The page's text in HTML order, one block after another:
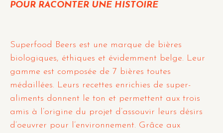
POUR RACONTER UNE HISTOIRE
Superfood Beers est une marque de bières
biologiques, éthiques et évidemment belge. Leur
gamme est composée de 7 bières toutes
médaillées. Leurs recettes enrichies de super-
aliments donnent le ton et permettent aux trois
amis à l’origine du projet d’assouvir leurs désirs
d’oeuvrer pour l’environnement. Grâce aux